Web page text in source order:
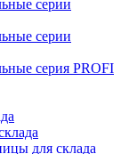
серии
серии
серия PROFI
для склада